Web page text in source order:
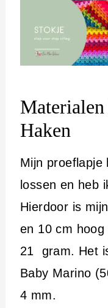
Materialen
Haken
Mijn proeflapje
lossen en heb
Hierdoor is
en 10 cm
21 gram. Het
Baby Marino
4 mm.